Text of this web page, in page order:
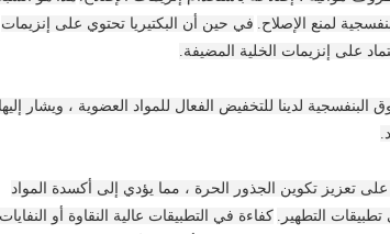
في حين أن البكتيريا تحتوي على إنزيمات
على إنزيمات الخلية المضيفة.
لدينا للتخفيض الفعال للمواد العضوية ، ويشار
فوق البنفسجية في طول موجة 185 نانومتر على تعزيز تكوين الجذور الحرة ، مما يؤدي إلى أكسدة المواد
كفاءة في التطبيقات عالية النقاوة أو النفايات